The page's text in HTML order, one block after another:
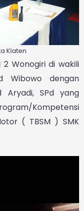
Klaten
Wonogiri di wakili
Wibowo dengan
Aryadi, SPd yang
Kompetensi
( TBSM ) SMK